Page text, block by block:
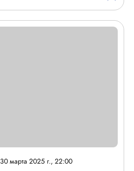
30 марта 2025 г., 22:00